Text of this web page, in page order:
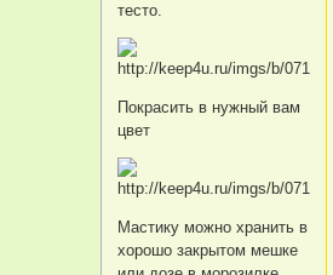
тесто.
Покрасить в нужный вам
цвет
Мастику можно хранить в
хорошо закрытом мешке